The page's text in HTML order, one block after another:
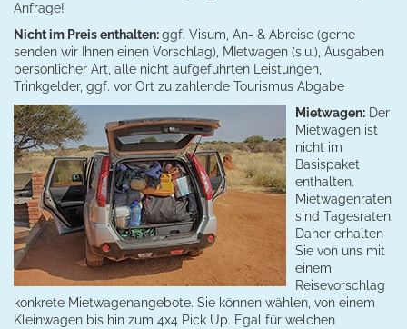
Anfrage!
Nicht im Preis enthalten:ggf. Visum, An- & Abreise (gerne
senden wir Ihnen einen Vorschlag), MIetwagen (s.u.), Ausgaben
persönlicher Art, alle nicht aufgeführten Leistungen,
Trinkgelder, ggf. vor Ort zu zahlende Tourismus Abgabe
Mietwagen: Der
Mietwagen ist
nicht im
Basispaket
enthalten.
Mietwagenraten
sind Tagesraten.
Daher erhalten
Sie von uns mit
einem
Reisevorschlag
konkrete Mietwagenangebote. Sie können wählen, von einem
Kleinwagen bis hin zum 4x4 Pick Up. Ega l für welchen